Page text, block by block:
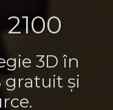
3D în
gratuit și